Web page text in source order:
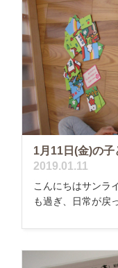
1月11日(金)の子
2019.01.11
こんにちはサンラ
も過ぎ、日常が戻